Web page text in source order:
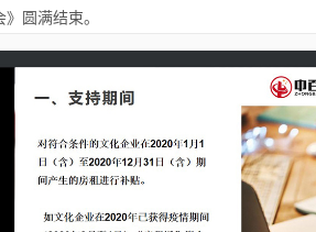
》圆满结束。